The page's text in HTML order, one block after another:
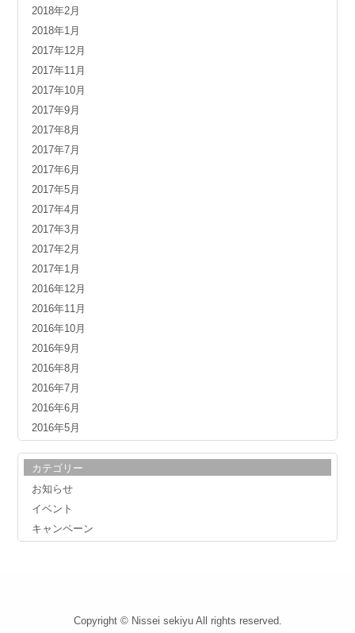
2018年2月
2018年1月
2017年12月
2017年11月
2017年10月
2017年9月
2017年8月
2017年7月
2017年6月
2017年5月
2017年4月
2017年3月
2017年2月
2017年1月
2016年12月
2016年11月
2016年10月
2016年9月
2016年8月
2016年7月
2016年6月
2016年5月
カテゴリー
お知らせ
イベント
キャンペーン
Copyright © Nissei sekiyu All rights reserved.